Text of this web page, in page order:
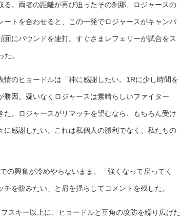
る。両者の距離が再び迫ったその刹那、ロジャースの
ートを合わせると、この一発でロジャースがキャンバ
にパウンドを連打。すぐさまレフェリーが試合をス
。
情のヒョードルは「神に感謝したい。1Rに少し時間を
因。疑いなくロジャースは素晴らしいファイター
。ロジャースがリマッチを望むなら、もちろん受け
に感謝したい。これは私個人の勝利でなく、私たちの
の興奮が冷めやらないまま、「強くなって戻ってく
を臨みたい」と肩を揺らしてコメントを残した。
スキー以上に、ヒョードルと互角の攻防を繰り広げた